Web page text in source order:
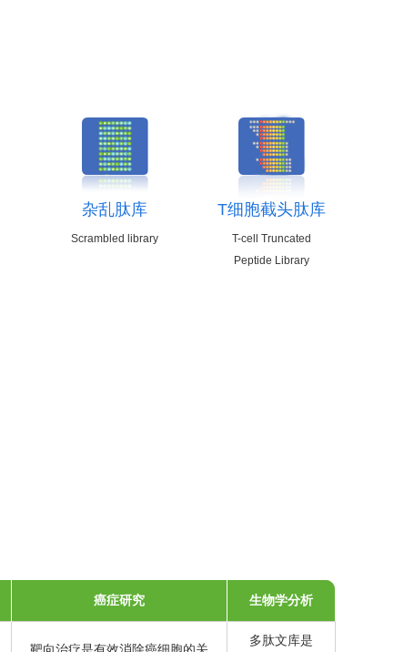
杂乱肽库
Scrambled library
T细胞截头肽库
T-cell Truncated
Peptide Library
癌症研究 生物学分析
多肽文库是